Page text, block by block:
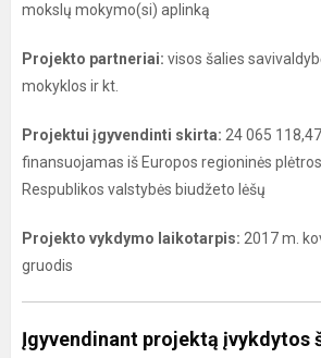
mokslų mokymo(si) aplinką
Projekto partneriai: visos šalies
mokyklos ir kt.
Projektui įgyvendinti skirta: 24 065
finansuojamas iš Europos regioninės
Respublikos valstybės biudžeto lėšų
Projekto vykdymo laikotarpis: 2017 m.
gruodis
Įgyvendinant projektą įvykdytos